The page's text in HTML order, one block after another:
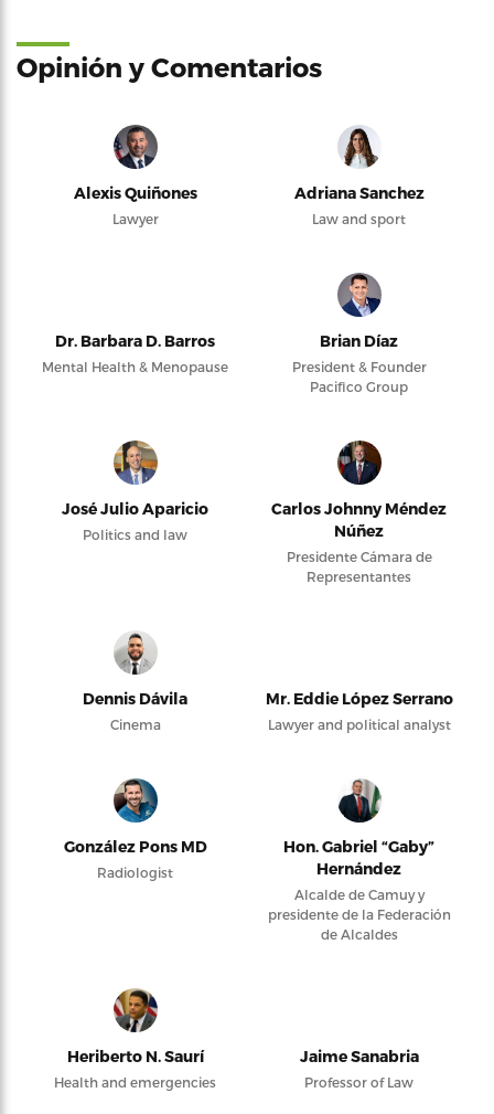
Opinión y Comentarios
Alexis Quiñones
Lawyer
Adriana Sanchez
Law and sport
Dr. Barbara D. Barros
Mental Health & Menopause
Brian Díaz
President & Founder
Pacifico Group
José Julio Aparicio
Politics and law
Carlos Johnny Méndez
Núñez
Presidente Cámara de
Representantes
Dennis Dávila
Cinema
Mr. Eddie López Serrano
Lawyer and political analyst
González Pons MD
Radiologist
Hon. Gabriel “Gaby”
Hernández
Alcalde de Camuy y
presidente de la Federación
de Alcaldes
Heriberto N. Saurí
Health and emergencies
Jaime Sanabria
Professor of Law